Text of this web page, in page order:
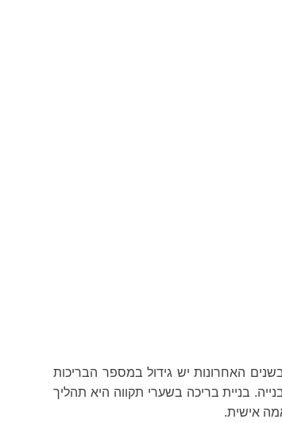
האחרונות יש גידול במספר הבריכות
בניית בריכה בשערי תקווה היא תהליך
אישית.